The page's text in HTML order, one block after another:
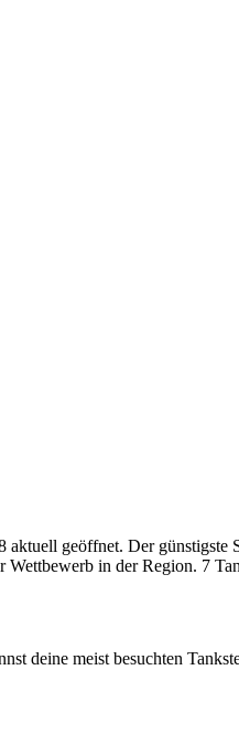
geöffnet. Der
in der Region. 7
deine meist besuchten